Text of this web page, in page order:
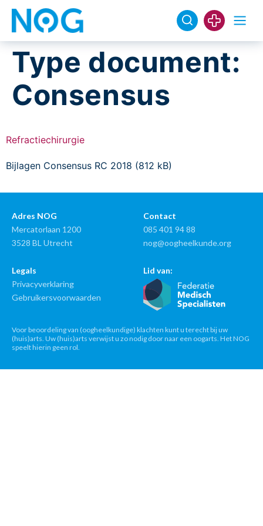
Type document:
Consensus
Refractiechirurgie
Bijlagen Consensus RC 2018 (812 kB)
Adres NOG
Mercatorlaan 1200
3528 BL Utrecht
Contact
085 401 94 88
nog@oogheelkunde.org
Legals
Privacyverklaring
Gebruikersvoorwaarden
Lid van:
Voor beoordeling van (oogheelkundige) klachten kunt u terecht bij uw
(huis)arts. Uw (huis)arts verwijst u zo nodig door naar een oogarts. Het NOG
speelt hierin geen rol.